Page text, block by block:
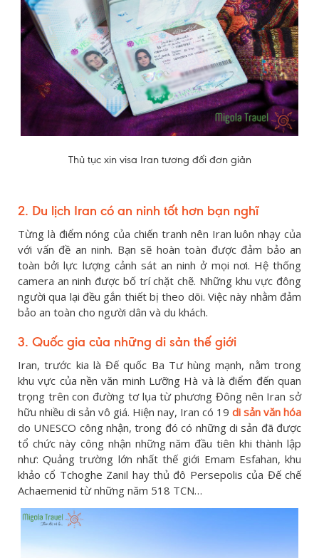
Thủ tục xin visa Iran tương đối đơn giản
2. Du lịch Iran có an ninh tốt hơn bạn nghĩ
Từng là điểm nóng của chiến tranh nên Iran luôn nhạy của
với vấn đề an ninh. Bạn sẽ hoàn toàn được đảm bảo an
toàn bởi lực lượng cảnh sát an ninh ở mọi nơi. Hệ thống
camera an ninh được bố trí chặt chẽ. Những khu vực đông
người qua lại đều gắn thiết bị theo dõi. Việc này nhằm đảm
bảo an toàn cho người dân và du khách.
3. Quốc gia của những di sản thế giới
Iran, trước kia là Đế quốc Ba Tư hùng mạnh, nằm trong
khu vực của nền văn minh Lưỡng Hà và là điểm đến quan
trọng trên con đường tơ lụa từ phương Đông nên Iran sở
hữu nhiều di sản vô giá. Hiện nay, Iran có 19 di sản văn hóa
do UNESCO công nhận, trong đó có những di sản đã được
tổ chức này công nhận những năm đầu tiên khi thành lập
như: Quảng trường lớn nhất thế giới Emam Esfahan, khu
khảo cổ Tchoghe Zanil hay thủ đô Persepolis của Đế chế
Achaemenid từ những năm 518 TCN…